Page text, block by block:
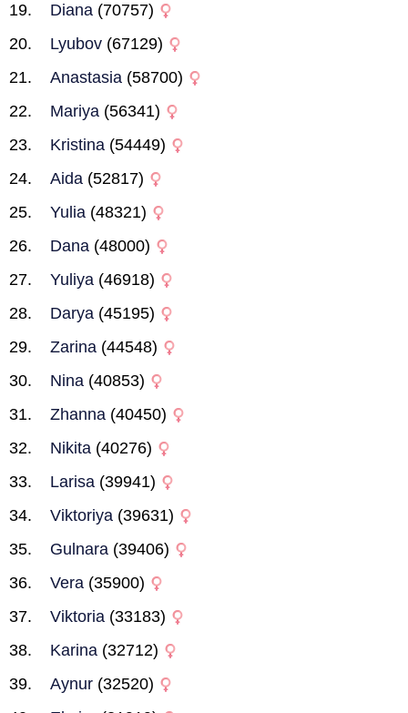
Diana (70757)
Lyubov (67129)
Anastasia (58700)
Mariya (56341)
Kristina (54449)
Aida (52817)
Yulia (48321)
Dana (48000)
Yuliya (46918)
Darya (45195)
Zarina (44548)
Nina (40853)
Zhanna (40450)
Nikita (40276)
Larisa (39941)
Viktoriya (39631)
Gulnara (39406)
Vera (35900)
Viktoria (33183)
Karina (32712)
Aynur (32520)